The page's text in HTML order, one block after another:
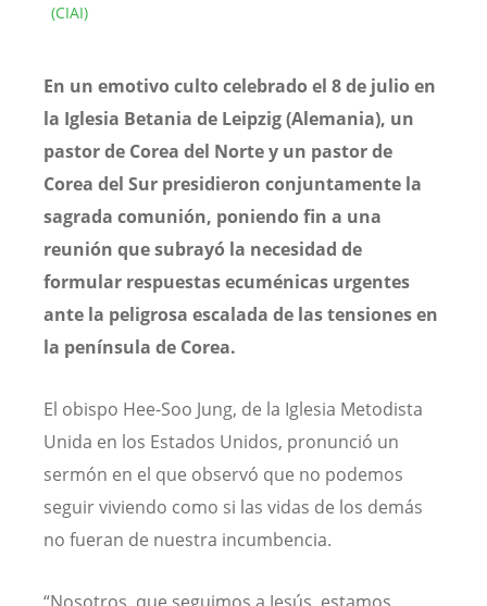
(CIAI)
En un emotivo culto celebrado el 8 de julio en
la Iglesia Betania de Leipzig (Alemania), un
pastor de Corea del Norte y un pastor de
Corea del Sur presidieron conjuntamente la
sagrada comunión, poniendo fin a una
reunión que subrayó la necesidad de
formular respuestas ecuménicas urgentes
ante la peligrosa escalada de las tensiones en
la península de Corea.
El obispo Hee-Soo Jung, de la Iglesia Metodista
Unida en los Estados Unidos, pronunció un
sermón en el que observó que no podemos
seguir viviendo como si las vidas de los demás
no fueran de nuestra incumbencia.